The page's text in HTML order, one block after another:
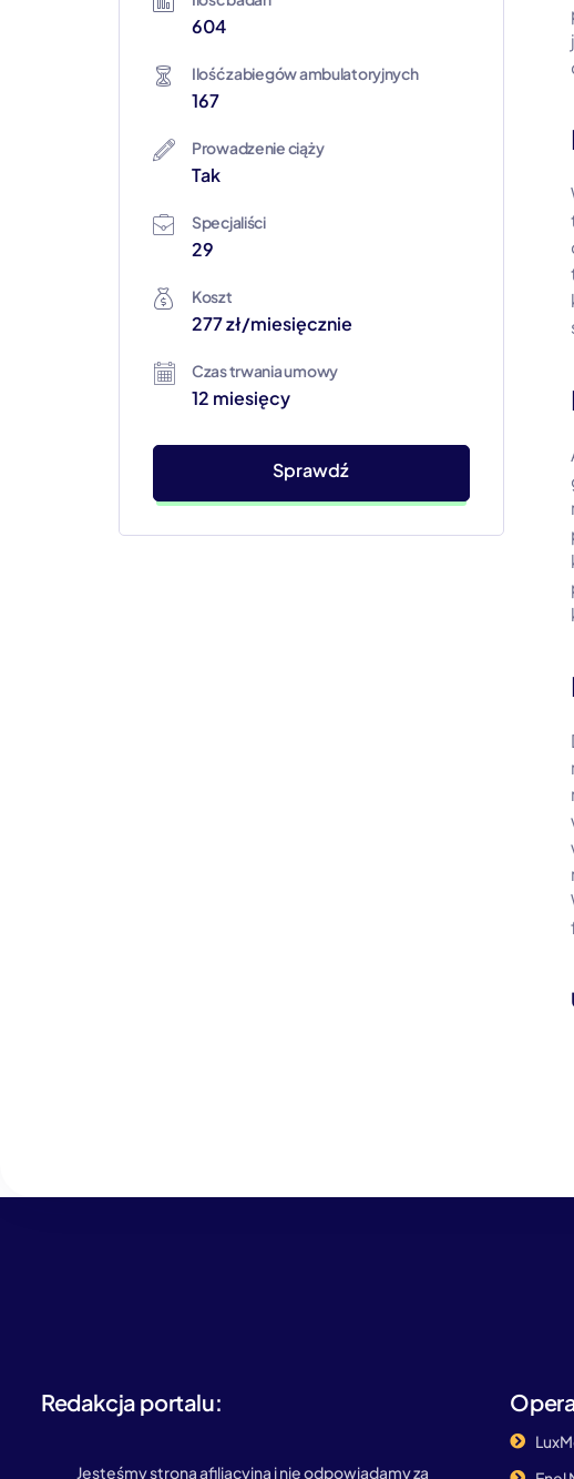
604
Ilość zabiegów ambulatoryjnych
167
Prowadzenie ciąży
Tak
Specjaliści
29
Koszt
277 zł/miesięcznie
Czas trwania umowy
12 miesięcy
Sprawdź
Redakcja portalu:
Jesteśmy stroną afiliacyjną i nie odpowiadamy za